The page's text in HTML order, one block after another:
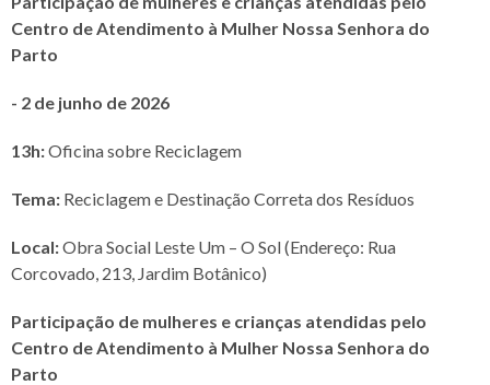
Centro de Atendimento à Mulher Nossa Senhora do
Parto
- 2 de junho de 2026
13h:Oficina sobre Reciclagem
Tema: Reciclagem e Destinação Correta dos Resíduos
Local:Obra Social Leste Um – O Sol (Endereço: Rua
Corcovado, 213, Jardim Botânico)
Participação de mulheres e crianças atendidas pelo
Centro de Atendimento à Mulher Nossa Senhora do
Parto